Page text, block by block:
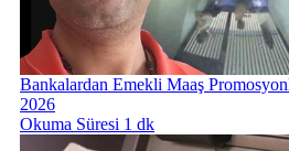
Bankalardan Emekli Maaş
2026
Okuma Süresi 1 dk